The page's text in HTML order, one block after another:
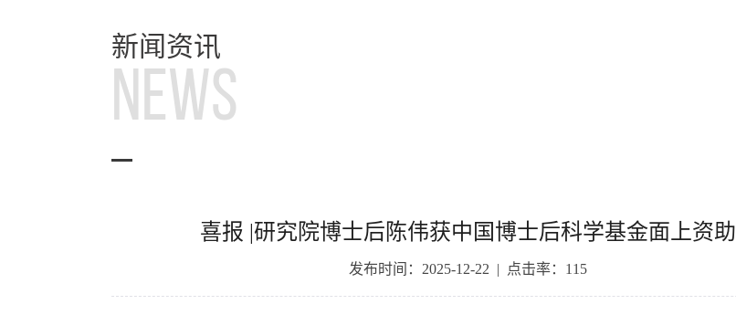
新闻资讯
NEWS
喜报 |研究院博士后陈伟获中国博士后科学基金面上资助
发布时间：2025-12-22 | 点击率： 115